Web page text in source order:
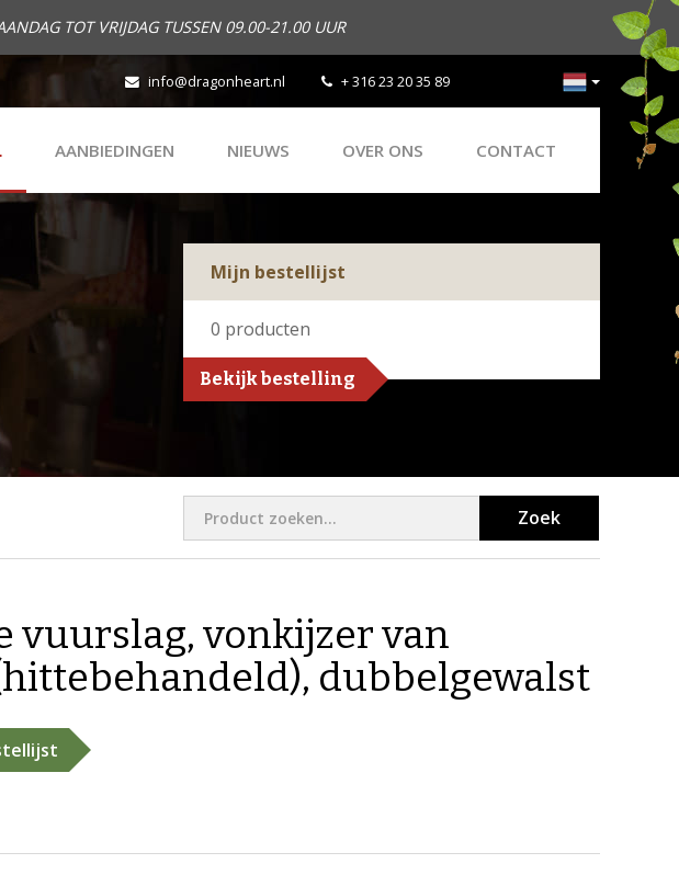
TOT VRIJDAG TUSSEN 09.00-21.00 UUR
info@dragonheart.nl + 316 23 20 35 89
AANBIEDINGEN NIEUWS OVER ONS CONTACT
Mijn bestellijst
0 producten
Bekijk bestelling
Zoek
vuurslag, vonkijzer van
dubbelgewalst